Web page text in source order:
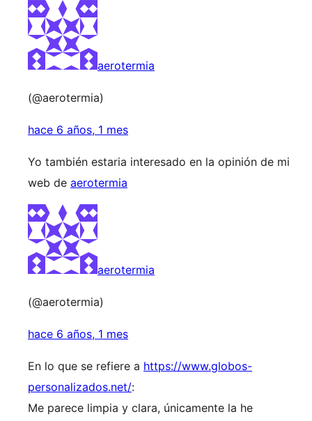
aerotermia
(@aerotermia)
hace 6 años, 1 mes
Yo también estaria interesado en la opinión de mi
web de aerotermia
aerotermia
(@aerotermia)
hace 6 años, 1 mes
En lo que se refiere a https://www.globos-
personalizados.net/:
Me parece limpia y clara, únicamente la he